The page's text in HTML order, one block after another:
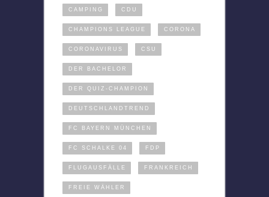
CAMPING CDU
CHAMPIONS LEAGUE CORONA
CORONAVIRUS CSU
DER BACHELOR
DER QUIZ-CHAMPION
DEUTSCHLANDTREND
FC BAYERN MÜNCHEN
FC SCHALKE 04 FDP
FLUGAUSFÄLLE FRANKREICH
FREIE WÄHLER